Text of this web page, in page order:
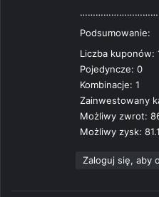
Podsumowanie:
Liczba kuponów:
Pojedyncze: 0
Kombinacje: 1
Zainwestowany
Możliwy zwrot:
Możliwy zysk:
Zaloguj się, aby